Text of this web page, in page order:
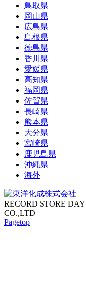
鳥取県
岡山県
広島県
島根県
徳島県
香川県
愛媛県
高知県
福岡県
佐賀県
長崎県
熊本県
大分県
宮崎県
鹿児島県
沖縄県
海外
RECORD STORE
CO.,LTD
Pagetop